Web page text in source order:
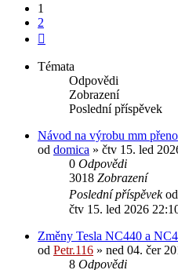
1
2
Témata
Odpovědi
Zobrazení
Poslední příspěvek
Návod na výrobu mm
od domica » čtv 15. led
0 Odpovědi
3018 Zobrazení
Poslední příspěvekod
čtv 15. led 2026
Změny Tesla NC440 a
od Petr.116 » ned 04. čer
8 Odpovědi